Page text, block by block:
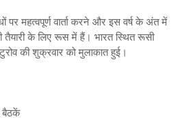
पर महत्वपूर्ण वार्ता करने और इस वर्ष के अंत में
तैयारी के लिए रूस में हैं। भारत स्थित रूसी
की शुक्रवार को मुलाकात हुई।
बैठकें